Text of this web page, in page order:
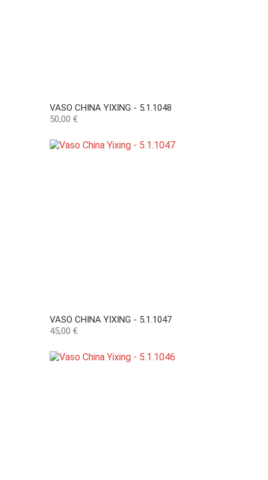
VASO CHINA YIXING - 5.1.1048
Preço
50,00 €
VASO CHINA YIXING - 5.1.1047
Preço
45,00 €